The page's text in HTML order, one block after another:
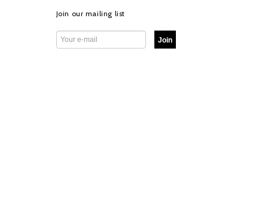
Join our mailing list
Join